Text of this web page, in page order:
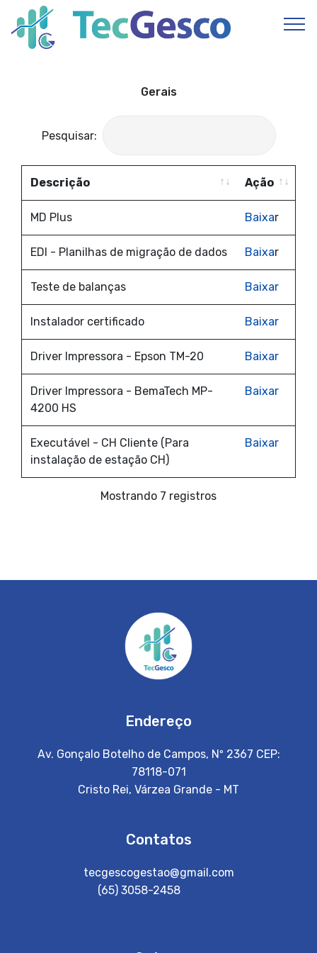
Gerais
Pesquisar:
Descrição
Ação
MD Plus Baixar
EDI - Planilhas de migração de dados Baixar
Teste de balanças Baixar
Instalador certificado Baixar
Driver Impressora - Epson TM-20 Baixar
Driver Impressora - BemaTech MP-
4200 HS
Baixar
Executável - CH Cliente (Para
instalação de estação CH)
Baixar
Mostrando 7 registros
Endereço
Av. Gonçalo Botelho de Campos, Nº 2367 CEP:
78118-071
Cristo Rei, Várzea Grande - MT
Contatos
tecgescogestao@gmail.com
(65) 3058-2458